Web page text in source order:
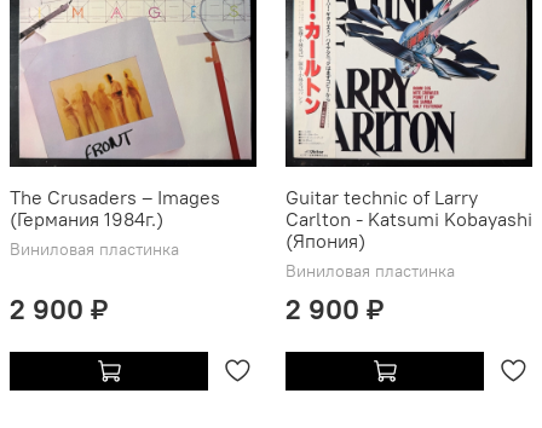
The Crusaders ‎– Images
(Германия 1984г.)
Виниловая пластинка
2 900 ₽
Guitar technic of Larry
Carlton - Katsumi Kobayashi
(Япония)
Виниловая пластинка
2 900 ₽